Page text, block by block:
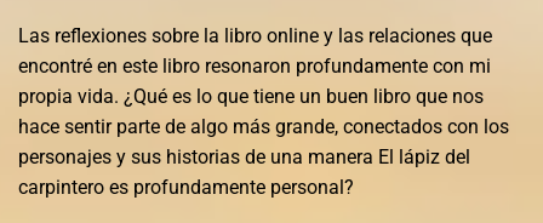
Las reflexiones sobre la libro online​ y las relaciones que
encontré en este libro resonaron profundamente con mi
propia vida. ¿Qué es lo que tiene un buen libro que nos
hace sentir parte de algo más grande, conectados con los
personajes y sus historias de una manera El lápiz del
carpintero es profundamente personal?